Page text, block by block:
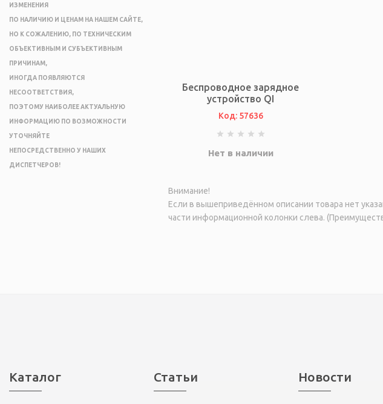
ИЗМЕНЕНИЯ
ПО НАЛИЧИЮ И ЦЕНАМ НА НАШЕМ САЙТЕ,
НО К СОЖАЛЕНИЮ, ПО ТЕХНИЧЕСКИМ
ОБЪЕКТИВНЫМ И СУБЪЕКТИВНЫМ
ПРИЧИНАМ,
ИНОГДА ПОЯВЛЯЮТСЯ
НЕСООТВЕТСТВИЯ,
ПОЭТОМУ НАИБОЛЕЕ АКТУАЛЬНУЮ
ИНФОРМАЦИЮ ПО ВОЗМОЖНОСТИ
УТОЧНЯЙТЕ
НЕПОСРЕДСТВЕННО У НАШИХ
ДИСПЕТЧЕРОВ!
Беспроводное зарядное
устройство QI
Код: 57636
Нет в наличии
Внимание!
Если в вышеприведённом описании товара нет
части информационной колонки слева.
Каталог Статьи Новости